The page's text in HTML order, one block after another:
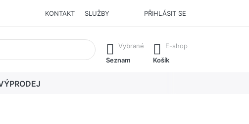
KONTAKT SLUŽBY PŘIHLÁSIT SE
Stisknutím klávesy Enter vyvoláte všechny výsledky.
Vybrané
Seznam
E-shop
Košík